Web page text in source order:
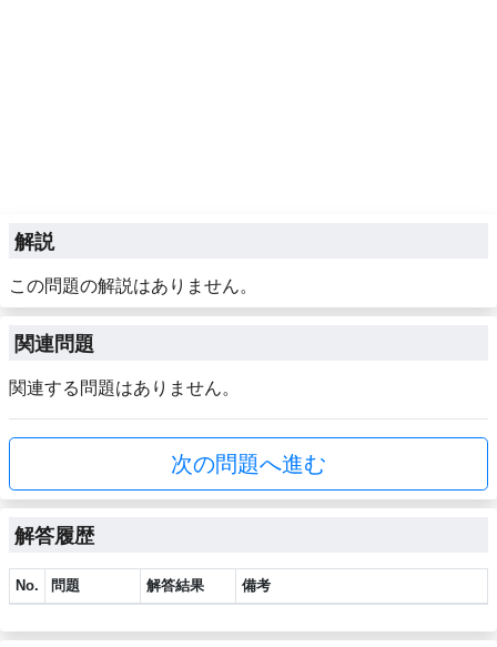
解説
この問題の解説はありません。
関連問題
関連する問題はありません。
次の問題へ進む
解答履歴
No. 問題 解答結果 備考